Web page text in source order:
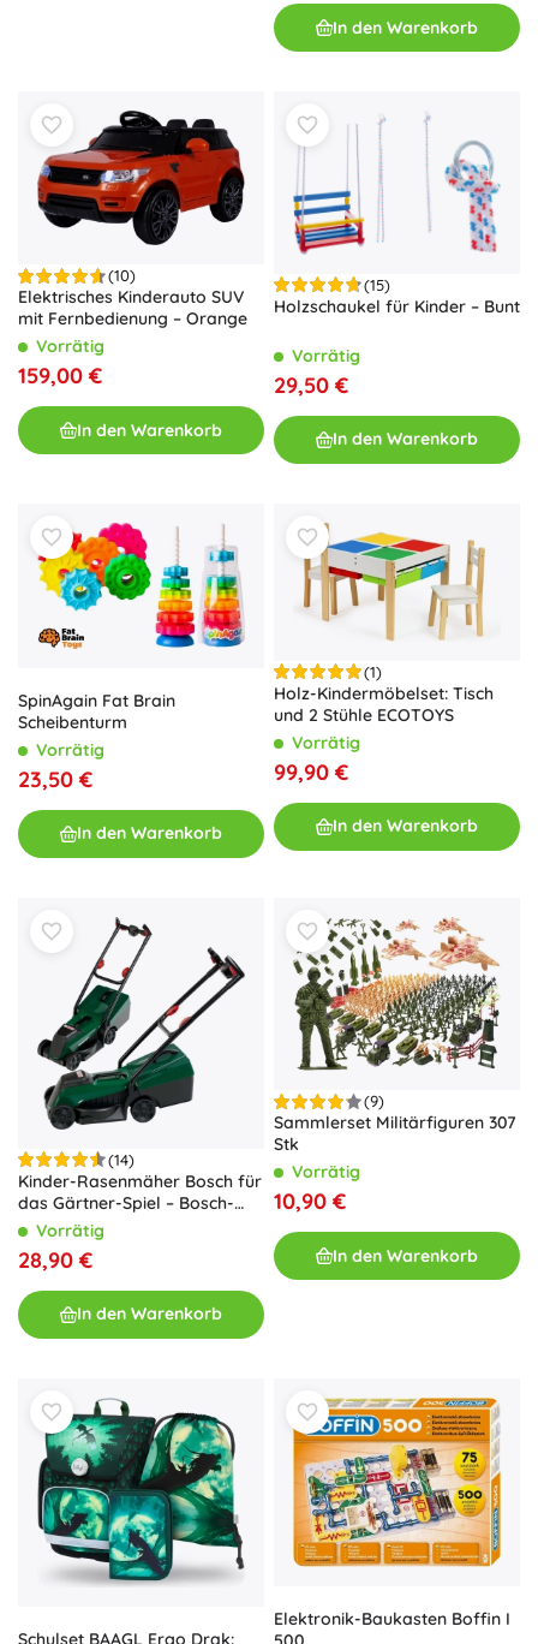
In den Warenkorb
(10)
Elektrisches Kinderauto SUV
mit Fernbedienung – Orange
Vorrätig
159,00 €
In den Warenkorb
(15)
Holzschaukel für Kinder – Bunt
Vorrätig
29,50 €
In den Warenkorb
SpinAgain Fat Brain
Scheibenturm
Vorrätig
23,50 €
In den Warenkorb
(1)
Holz-Kindermöbelset: Tisch
und 2 Stühle ECOTOYS
Vorrätig
99,90 €
In den Warenkorb
(14)
Kinder-Rasenmäher Bosch für
das Gärtner-Spiel – Bosch-
Rasenmäher
Vorrätig
28,90 €
In den Warenkorb
(9)
Sammlerset Militärfiguren 307
Stk
Vorrätig
10,90 €
In den Warenkorb
Elektronik-Baukasten Boffin I